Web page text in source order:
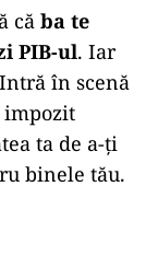
că ba te
PIB-ul. Iar
în scenă
impozit
ta de a-ți
binele tău.